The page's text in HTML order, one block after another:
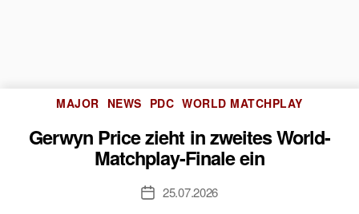
Kategorien
MAJOR NEWS PDC WORLD MATCHPLAY
Gerwyn Price zieht in zweites World-
Matchplay-Finale ein
Veröffentlichungsdatum
25.07.2026